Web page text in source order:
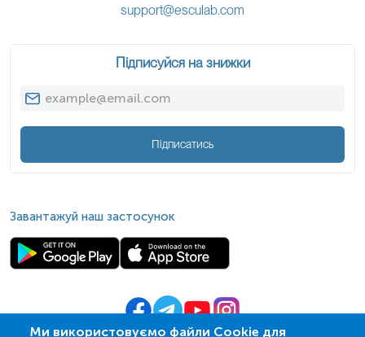
Ми використовуємо файли Cookie для
support@esculab.com
Підписуйся на знижки
Підписатись
Завантажуй наш застосунок